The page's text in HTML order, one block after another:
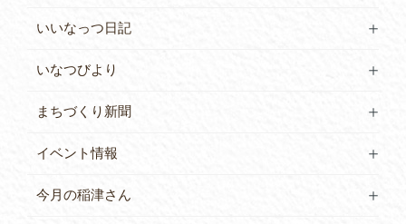
いいなっつ日記
いなつびより
まちづくり新聞
イベント情報
今月の稲津さん